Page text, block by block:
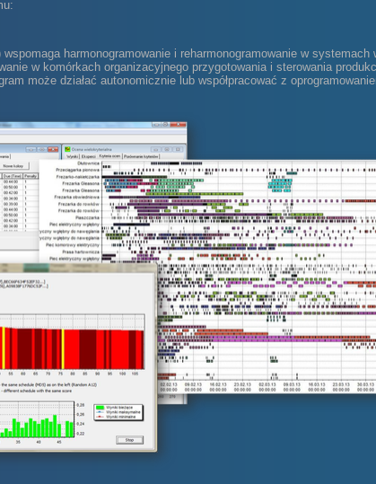
harmonogramowanie i reharmonogramowanie w
w komórkach organizacyjnego przygotowania i sterowania
może działać autonomicznie lub współpracować z